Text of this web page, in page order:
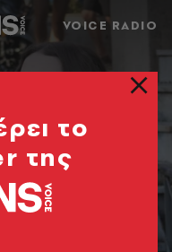
VOICE RADIO
το
της